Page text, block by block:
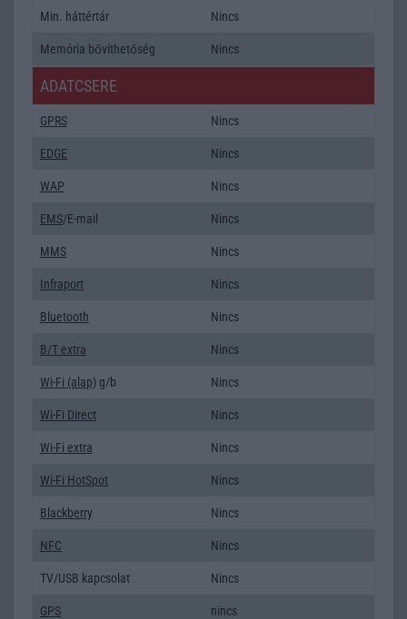
Min. háttértár Nincs
Memória bővíthetőség Nincs
ADATCSERE
GPRS Nincs
EDGE Nincs
WAP Nincs
EMS/E-mail Nincs
MMS Nincs
Infraport Nincs
Bluetooth Nincs
B/T extra Nincs
Wi-Fi (alap) g/b Nincs
Wi-Fi Direct Nincs
Wi-Fi extra Nincs
Wi-Fi HotSpot Nincs
Blackberry Nincs
NFC Nincs
TV/USB kapcsolat Nincs
GPS nincs